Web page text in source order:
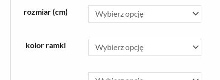
rozmiar (cm)
kolor ramki
Grafika
Liceum